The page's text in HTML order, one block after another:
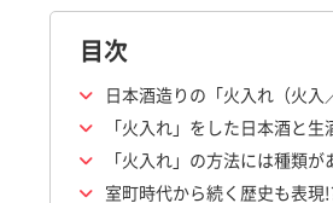
目次
日本酒造りの「火入れ（火入
「火入れ」をした日本酒と生
「火入れ」の方法には種類が
室町時代から続く歴史も表現